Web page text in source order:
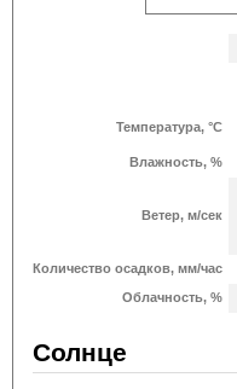
Температура, °C
Влажность, %
Ветер, м/сек
Количество осадков, мм/час
Облачность, %
Солнце